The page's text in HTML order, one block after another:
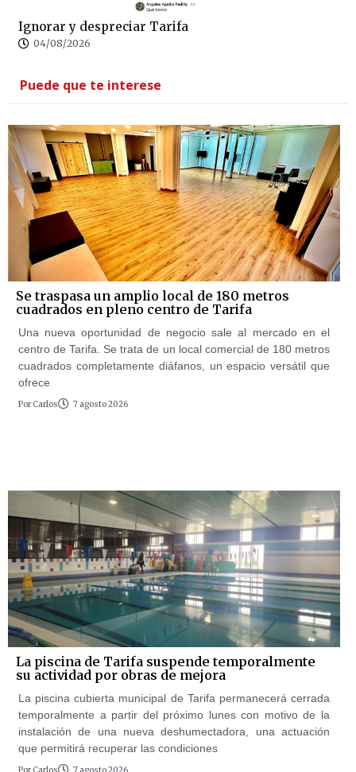
Ignorar y despreciar Tarifa
04/08/2026
Puede que te interese
Se traspasa un amplio local de 180 metros
cuadrados en pleno centro de Tarifa
Una nueva oportunidad de negocio sale al mercado en el
centro de Tarifa. Se trata de un local comercial de 180 metros
cuadrados completamente diáfanos, un espacio versátil que
ofrece
Por Carlos 7 agosto 2026
La piscina de Tarifa suspende temporalmente
su actividad por obras de mejora
La piscina cubierta municipal de Tarifa permanecerá cerrada
temporalmente a partir del próximo lunes con motivo de la
instalación de una nueva deshumectadora, una actuación
que permitirá recuperar las condiciones
Por Carlos 7 agosto 2026